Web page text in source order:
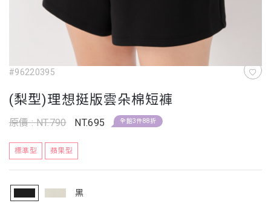
#96220395
(梨型)理想挺版雲朵棉短褲
原價 : NT.790 NT.695 全館3件88折
標準型 蘋果型
黑